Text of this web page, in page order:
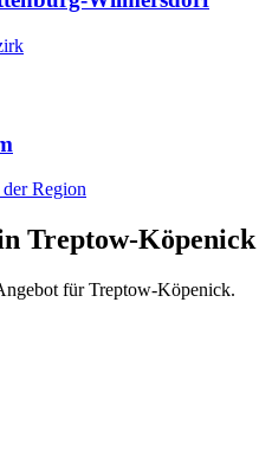
Region
Treptow-Köpenick
fürTreptow-Köpenick.